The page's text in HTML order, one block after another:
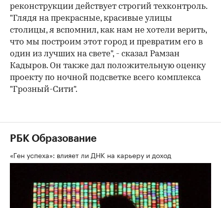
реконструкции действует строгий техконтроль.
"Глядя на прекрасные, красивые улицы
столицы, я вспомнил, как нам не хотели верить,
что мы построим этот город и превратим его в
один из лучших на свете", - сказал Рамзан
Кадыров. Он также дал положительную оценку
проекту по ночной подсветке всего комплекса
"Грозный-Сити".
РБК Образование
«Ген успеха»: влияет ли ДНК на карьеру и доход